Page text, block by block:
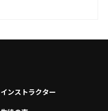
インストラクター